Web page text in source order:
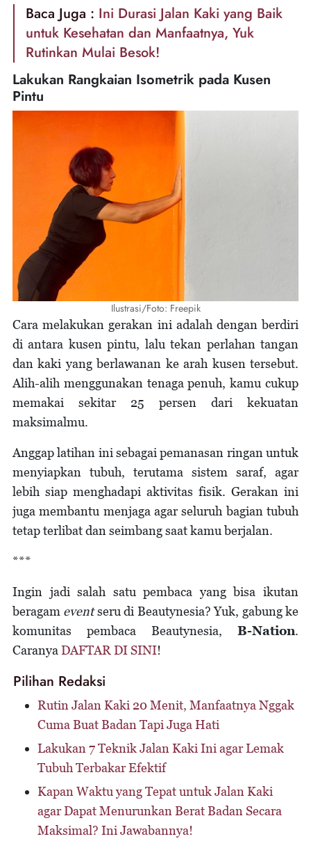
Baca Juga : Ini Durasi Jalan Kaki yang Baik
untuk Kesehatan dan Manfaatnya, Yuk
Rutinkan Mulai Besok!
Lakukan Rangkaian Isometrik pada Kusen
Pintu
Ilustrasi/Foto: Freepik
Cara melakukan gerakan ini adalah dengan berdiri
di antara kusen pintu, lalu tekan perlahan tangan
dan kaki yang berlawanan ke arah kusen tersebut.
Alih-alih menggunakan tenaga penuh, kamu cukup
memakai sekitar 25 persen dari kekuatan
maksimalmu.
Anggap latihan ini sebagai pemanasan ringan untuk
menyiapkan tubuh, terutama sistem saraf, agar
lebih siap menghadapi aktivitas fisik. Gerakan ini
juga membantu menjaga agar seluruh bagian tubuh
tetap terlibat dan seimbang saat kamu berjalan.
***
Ingin jadi salah satu pembaca yang bisa ikutan
beragam eventseru di Beautynesia? Yuk, gabung ke
komunitas pembaca Beautynesia, B-Nation.
CaranyaDAFTAR DI SINI!
Pilihan Redaksi
Rutin Jalan Kaki 20 Menit, Manfaatnya Nggak
Cuma Buat Badan Tapi Juga Hati
Lakukan 7 Teknik Jalan Kaki Ini agar Lemak
Tubuh Terbakar Efektif
Kapan Waktu yang Tepat untuk Jalan Kaki
agar Dapat Menurunkan Berat Badan Secara
Maksimal? Ini Jawabannya!